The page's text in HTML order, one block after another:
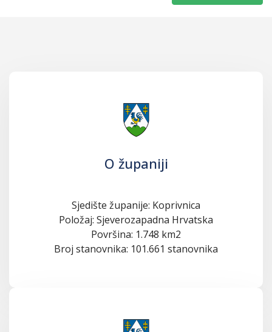
O županiji
Sjedište županije: Koprivnica
Položaj: Sjeverozapadna Hrvatska
Površina: 1.748 km2
Broj stanovnika: 101.661 stanovnika